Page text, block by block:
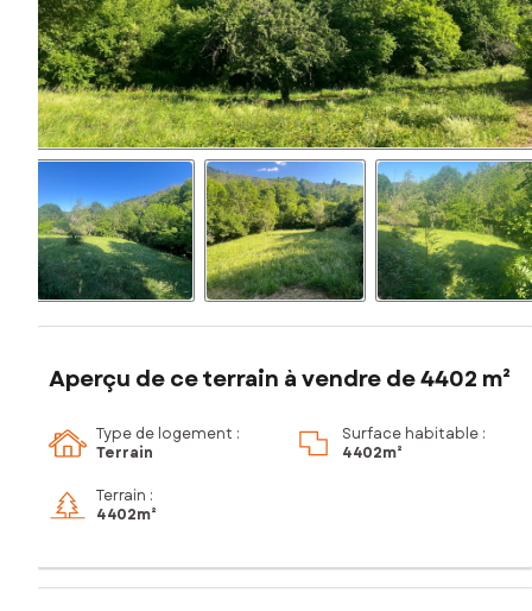
Aperçu de ce terrain à vendre de 4402 m²
Type de logement :
Terrain
Surface habitable :
4 402m²
Terrain :
4 402m²